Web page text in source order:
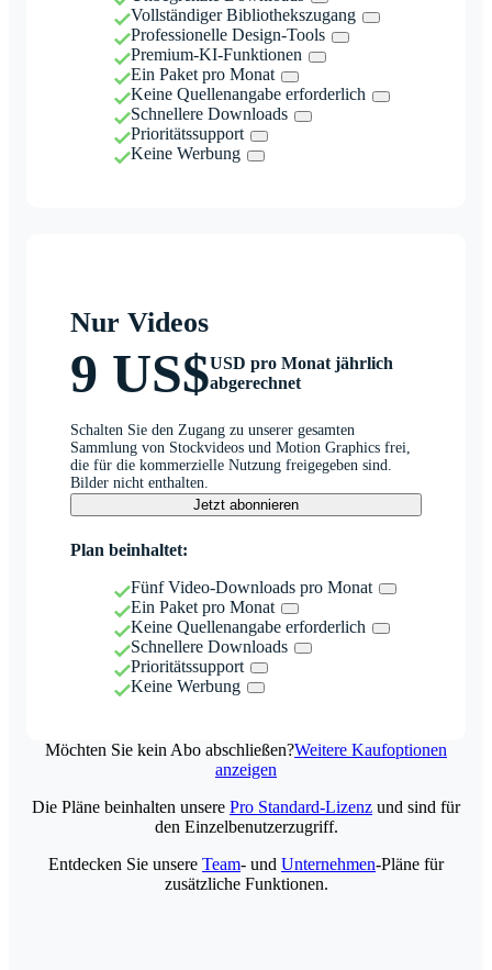
Vollständiger Bibliothekszugang
Professionelle Design-Tools
Premium-KI-Funktionen
Ein Paket pro Monat
Keine Quellenangabe erforderlich
Schnellere Downloads
Prioritätssupport
Keine Werbung
Nur Videos
9 US$USD pro Monat jährlich
abgerechnet
Schalten Sie den Zugang zu unserer gesamten
Sammlung von Stockvideos und Motion Graphics frei,
die für die kommerzielle Nutzung freigegeben sind.
Bilder nicht enthalten.
Jetzt abonnieren
Plan beinhaltet:
Fünf Video-Downloads pro Monat
Ein Paket pro Monat
Keine Quellenangabe erforderlich
Schnellere Downloads
Prioritätssupport
Keine Werbung
Möchten Sie kein Abo abschließen?Weitere Kaufoptionen
anzeigen
Die Pläne beinhalten unsere Pro Standard-Lizenz und sind für
den Einzelbenutzerzugriff.
Entdecken Sie unsere Team- und Unternehmen-Pläne für
zusätzliche Funktionen.